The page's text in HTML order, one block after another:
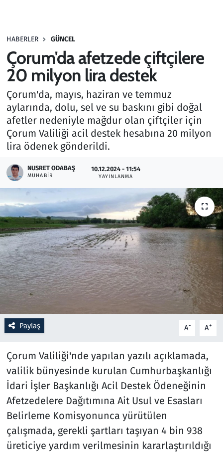
HABERLER GÜNCEL
Çorum'da afetzede çiftçilere
20 milyon lira destek
Çorum'da, mayıs, haziran ve temmuz
aylarında, dolu, sel ve su baskını gibi doğal
afetler nedeniyle mağdur olan çiftçiler için
Çorum Valiliği acil destek hesabına 20 milyon
lira ödenek gönderildi.
NUSRET ODABAŞ
MUHABIR
10.12.2024 - 11:54
YAYINLANMA
Paylaş A- A+
Çorum Valiliği'nde yapılan yazılı açıklamada,
valilik bünyesinde kurulan Cumhurbaşkanlığı
İdari İşler Başkanlığı Acil Destek Ödeneğinin
Afetzedelere Dağıtımına Ait Usul ve Esasları
Belirleme Komisyonunca yürütülen
çalışmada, gerekli şartları taşıyan 4 bin 938
üreticiye yardım verilmesinin kararlaştırıldığı
Haber
Kültür Sanat
Kurumsal Haberler
Lezzet Durağı
Memur ve Kamu
Otomobil
Oyun
Ramazan
Resmi İlanlar
Rüya Tabirleri
Sağlık
Savunma Sanayi
Spor
Teknoloji ve Bilim
Televizyon